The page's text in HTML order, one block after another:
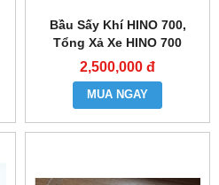
Bầu Sấy Khí HINO 700,
Tổng Xả Xe HINO 700
2,500,000 đ
MUA NGAY